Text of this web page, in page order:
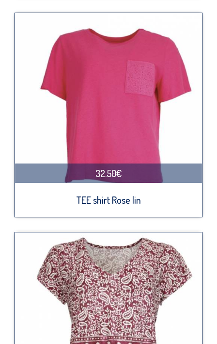
32.50€
TEE shirt Rose lin